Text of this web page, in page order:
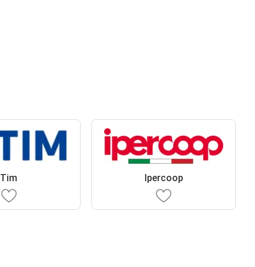
Tim Ipercoop